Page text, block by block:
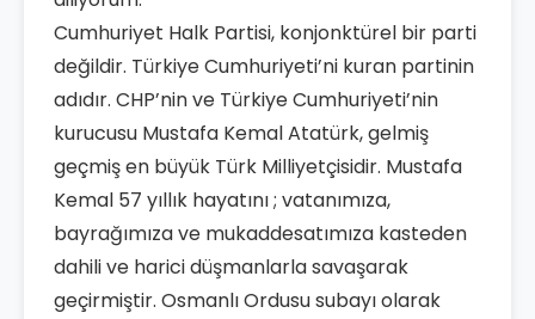
Cumhuriyet Halk Partisi, konjonktürel bir parti
değildir. Türkiye Cumhuriyeti’ni kuran partinin
adıdır. CHP’nin ve Türkiye Cumhuriyeti’nin
kurucusu Mustafa Kemal Atatürk, gelmiş
geçmiş en büyük Türk Milliyetçisidir. Mustafa
Kemal 57 yıllık hayatını ; vatanımıza,
bayrağımıza ve mukaddesatımıza kasteden
dahili ve harici düşmanlarla savaşarak
geçirmiştir. Osmanlı Ordusu subayı olarak